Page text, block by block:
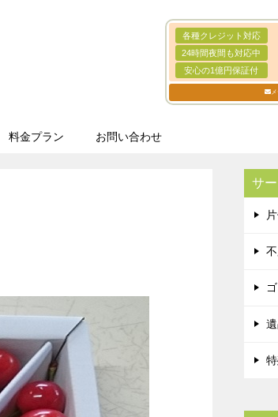
各種クレジット対応
24時間夜間も対応中
安心の1億円保証付
料金プラン お問い合わせ
サ